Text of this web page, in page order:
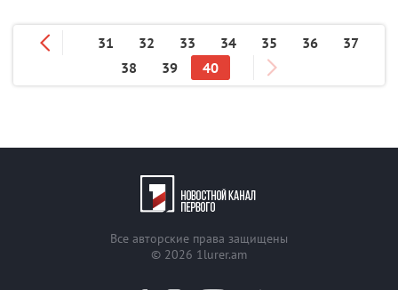
31 32 33 34 35 36
37
38
39 40
Все авторские права защищены
© 2026 1lurer.am